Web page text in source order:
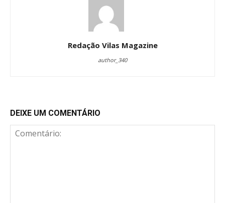
Redação Vilas Magazine
author_340
DEIXE UM COMENTÁRIO